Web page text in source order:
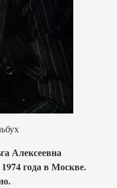
Алексеевна
года в Москве.